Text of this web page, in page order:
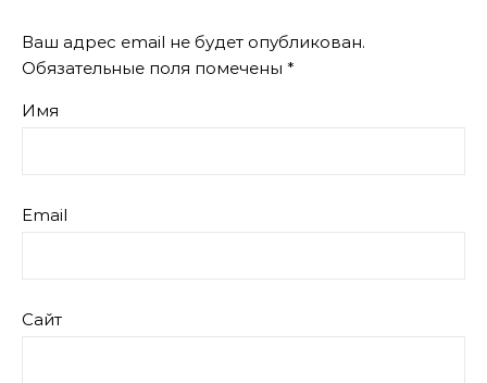
Ваш адрес email не будет опубликован.
Обязательные поля помечены *
Имя
Email
Сайт